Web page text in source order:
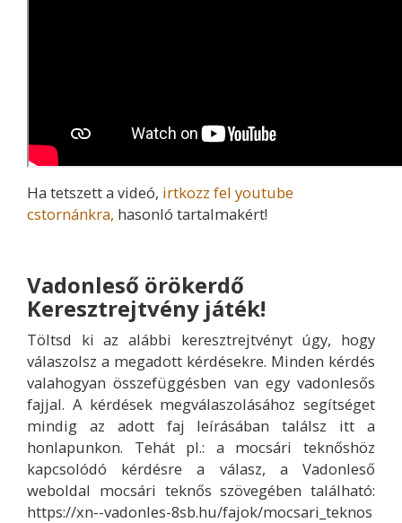
Ha tetszett a videó, irtkozz fel youtube
cstornánkra, hasonló tartalmakért!
Vadonleső örökerdő
Keresztrejtvény játék!
Töltsd ki az alábbi keresztrejtvényt úgy, hogy
válaszolsz a megadott kérdésekre. Minden kérdés
valahogyan összefüggésben van egy vadonlesős
fajjal. A kérdések megválaszolásához segítséget
mindig az adott faj leírásában találsz itt a
honlapunkon. Tehát pl.: a mocsári teknőshöz
kapcsolódó kérdésre a válasz, a Vadonleső
weboldal mocsári teknős szövegében található:
https://xn--vadonles-8sb.hu/fajok/mocsari_teknos